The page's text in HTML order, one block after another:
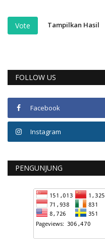
Vote Tampilkan Hasil
FOLLOW US
Facebook
Instagram
PENGUNJUNG